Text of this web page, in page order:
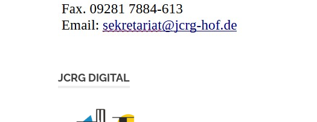
JCRG DIGITAL